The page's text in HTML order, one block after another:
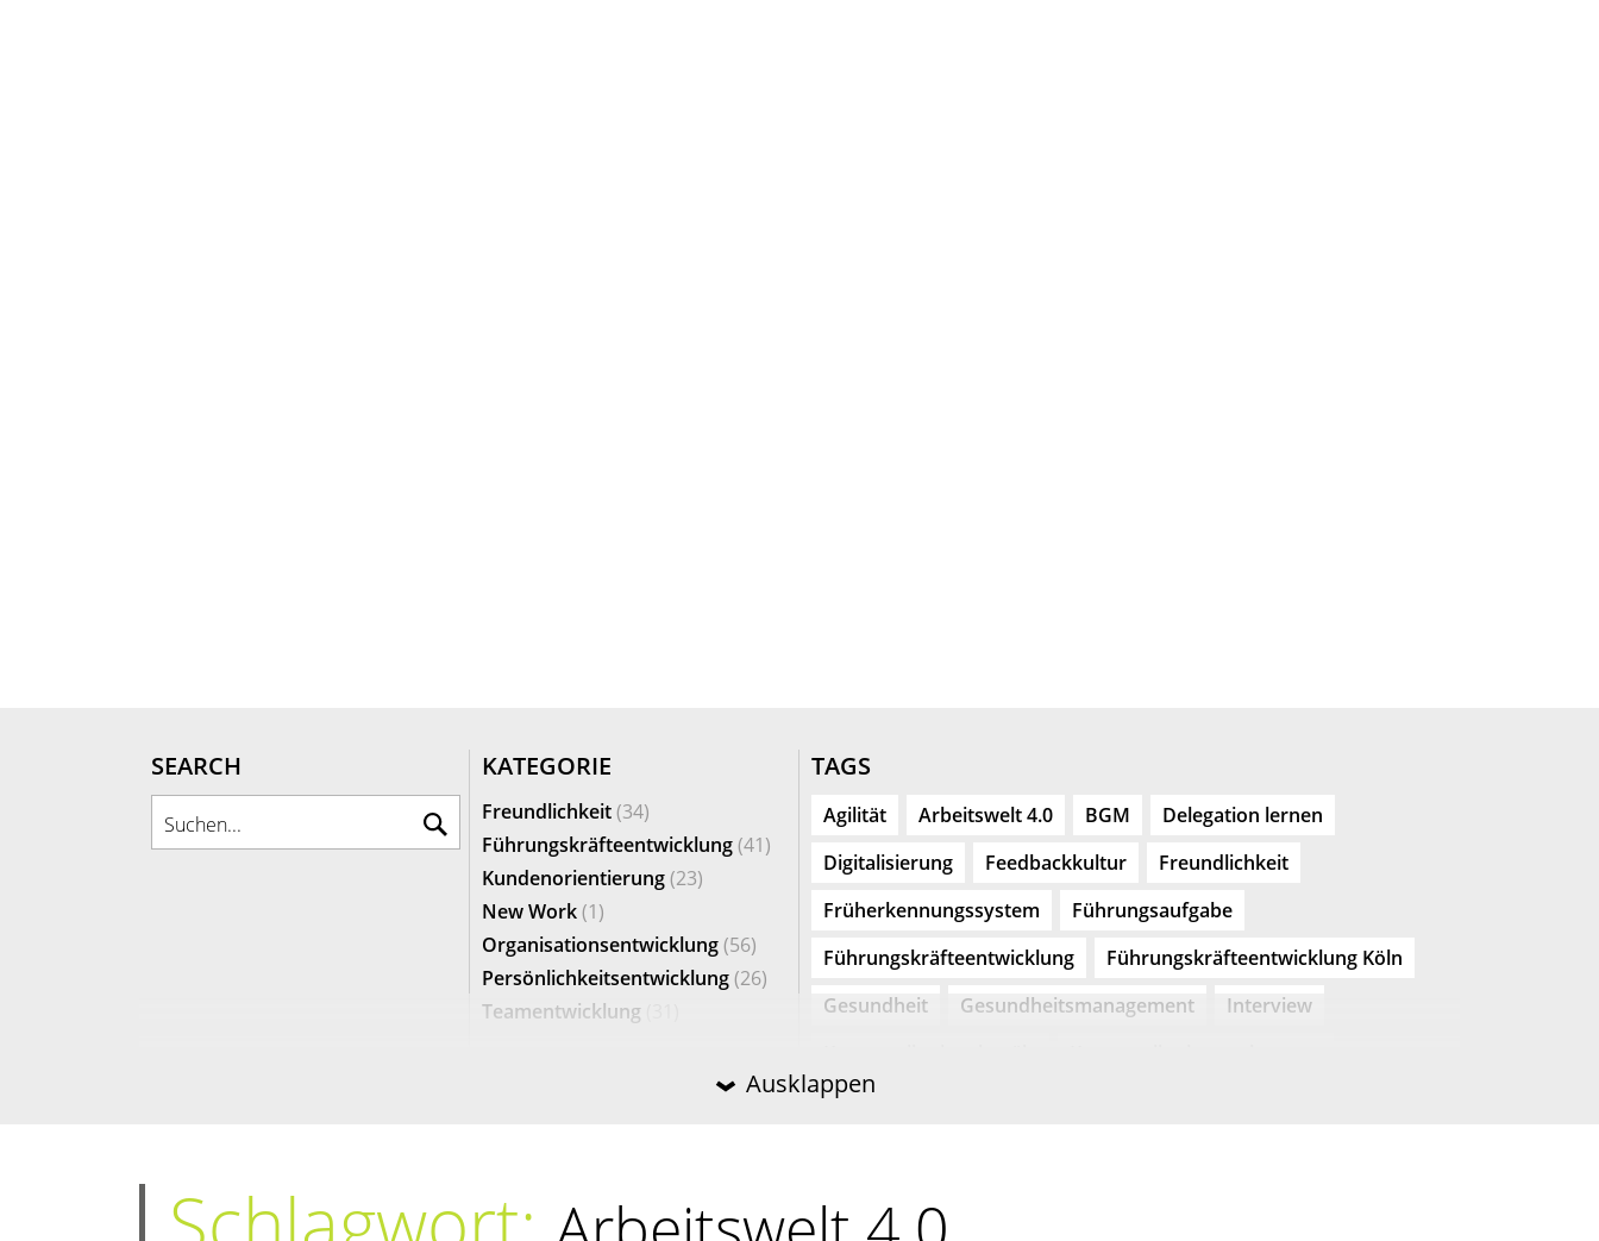
SEARCH KATE­GO­RIE
Freundlichkeit(34)
Führungskräfteentwicklung(41)
Kundenorientierung(23)
New Work(1)
Organisationsentwicklung(56)
Persönlichkeitsentwicklung(26)
Teamentwicklung(31)
TAGS
Agilität Arbeitswelt 4.0 BGM
Delegation lernen
Digitalisierung
Feedbackkultur
Freundlichkeit
Früherkennungssystem
Führungsaufgabe
Führungskräfteentwicklung
Führungskräfteentwicklung Köln
Gesundheit
Gesundheitsmanagement
Interview
Konfliktmanagement
Ausklappen